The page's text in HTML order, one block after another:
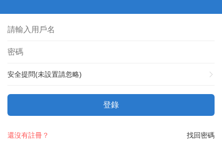
安全提問(未設置請忽略)
登錄
找回密碼
還沒有註冊？